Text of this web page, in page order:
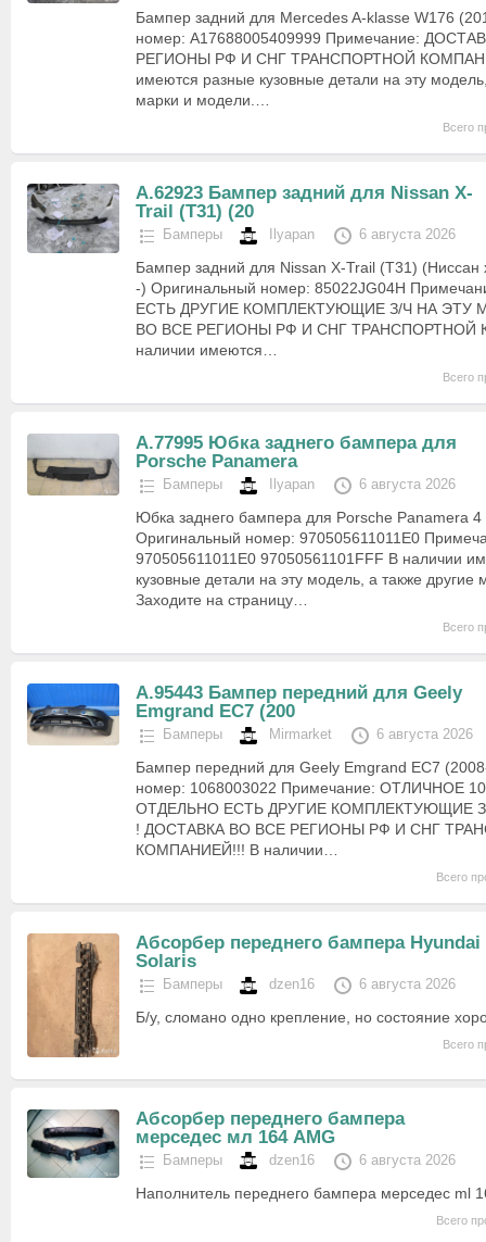
Бампер задний для Mercedes A-klasse W176
номер: A17688005409999 Примечание:
РЕГИОНЫ РФ И СНГ ТРАНСПОРТНОЙ
имеются разные кузовные детали на эту
марки и модели.…
Всего
А.62923 Бампер задний для Nissan X-
Trail (T31) (20
Бамперы Ilyapan 6 августа 2026
Бампер задний для Nissan X-Trail (T31) (Ниссан
-) Оригинальный номер: 85022JG04H
ЕСТЬ ДРУГИЕ КОМПЛЕКТУЮЩИЕ З/Ч НА ЭТУ
ВО ВСЕ РЕГИОНЫ РФ И СНГ ТРАНСПОРТНОЙ
наличии имеются…
Всего
А.77995 Юбка заднего бампера для
Porsche Panamera
Бамперы Ilyapan 6 августа 2026
Юбка заднего бампера для Porsche Panamera
Оригинальный номер: 970505611011E0
970505611011E0 97050561101FFF В наличии
кузовные детали на эту модель, а также другие
Заходите на страницу…
Всего
А.95443 Бампер передний для Geely
Emgrand EC7 (200
Бамперы Mirmarket 6 августа 2026
Бампер передний для Geely Emgrand EC7
номер: 1068003022 Примечание: ОТЛИЧНОЕ
ОТДЕЛЬНО ЕСТЬ ДРУГИЕ КОМПЛЕКТУЮЩИЕ
! ДОСТАВКА ВО ВСЕ РЕГИОНЫ РФ И СНГ
КОМПАНИЕЙ!!! В наличии…
Всего
Абсорбер переднего бампера Hyundai
Solaris
Бамперы dzen16 6 августа 2026
Б/у, сломано одно крепление, но состояние
Всего
Абсорбер переднего бампера
мерседес мл 164 AMG
Бамперы dzen16 6 августа 2026
Наполнитель переднего бампера мерседес ml
Всего